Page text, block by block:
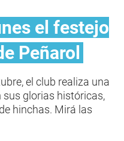
el festejo
Peñarol
el club realiza una
sus glorias históricas,
hinchas. Mirá las